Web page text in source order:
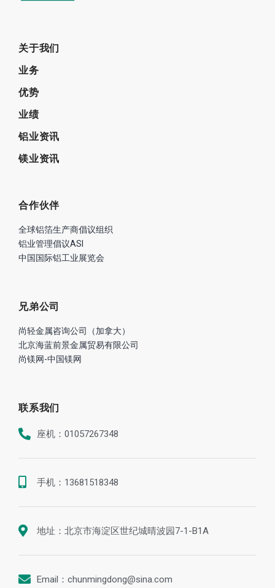
关于我们
业务
优势
业绩
铝业资讯
镁业资讯
合作伙伴
全球铝箔生产商倡议组织
铝业管理倡议ASI
中国国际铝工业展览会
兄弟公司
尚轻金属咨询公司（加拿大）
北京海蓝前景金属贸易有限公司
尚镁网-中国镁网
联系我们
座机：01057267348
手机：13681518348
地址：北京市海淀区世纪城晴波园7-1-B1A
Email：chunmingdong@sina.com